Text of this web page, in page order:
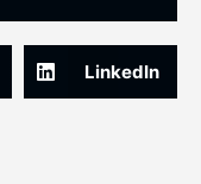
LinkedIn